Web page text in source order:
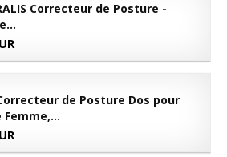
Correcteur de Posture -
de Posture Dos pour
Femme,...